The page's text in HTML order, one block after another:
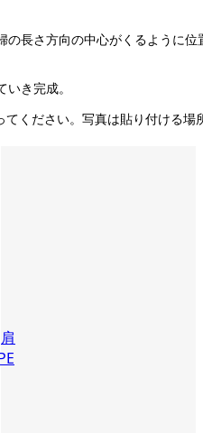
の長さ方向の中心がくるように位
き完成。
ください。写真は貼り付ける場
肩